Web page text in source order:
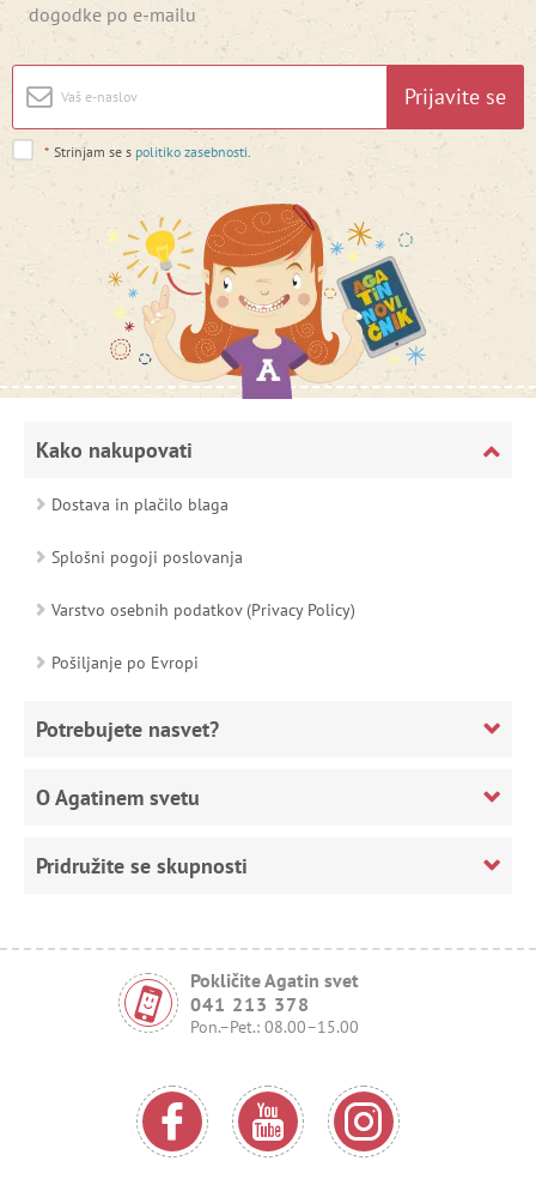
dogodke po e-mailu
Prijavite se
* Strinjam se s politiko zasebnosti
Kako nakupovati
Dostava in plačilo blaga
Splošni pogoji poslovanja
Varstvo osebnih podatkov (Privacy Policy)
Pošiljanje po Evropi
Potrebujete nasvet?
O Agatinem svetu
Pridružite se skupnosti
Pokličite Agatin svet
041 213 378
Pon.–Pet.: 08.00–15.00